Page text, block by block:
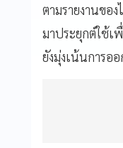
ตามรายงานขอ
มาประยุกต์ใช้เ
ยังมุ่งเน้นการอ